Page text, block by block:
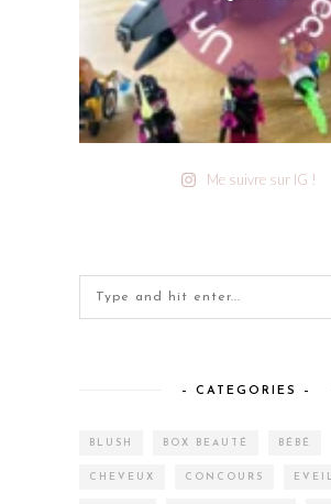
Me suivre sur IG !
– CATEGORIES –
BLUSH BOX BEAUTÉ BÉBÉ
CHEVEUX CONCOURS EVEIL